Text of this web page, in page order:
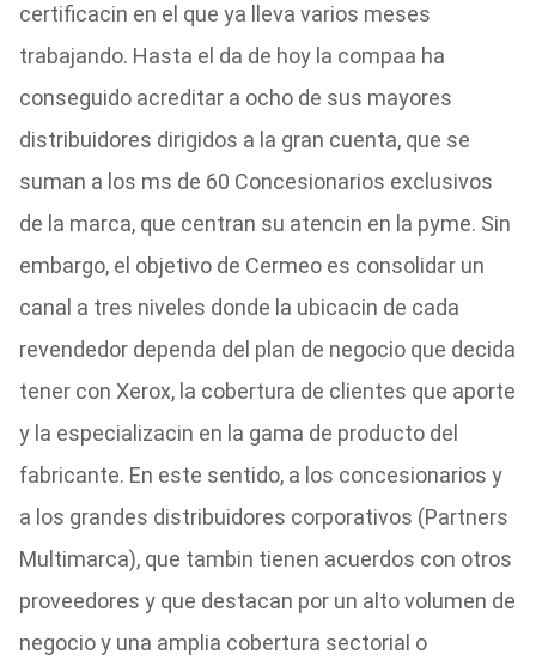
certificacin en el que ya lleva varios meses
trabajando. Hasta el da de hoy la compaa ha
conseguido acreditar a ocho de sus mayores
distribuidores dirigidos a la gran cuenta, que se
suman a los ms de 60 Concesionarios exclusivos
de la marca, que centran su atencin en la pyme. Sin
embargo, el objetivo de Cermeo es consolidar un
canal a tres niveles donde la ubicacin de cada
revendedor dependa del plan de negocio que decida
tener con Xerox, la cobertura de clientes que aporte
y la especializacin en la gama de producto del
fabricante. En este sentido, a los concesionarios y
a los grandes distribuidores corporativos (Partners
Multimarca), que tambin tienen acuerdos con otros
proveedores y que destacan por un alto volumen de
negocio y una amplia cobertura sectorial o